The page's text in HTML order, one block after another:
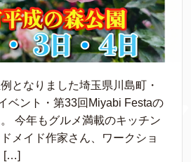
となりました埼玉県川島町・
ベント・第33回Miyabi Festaの
今年もグルメ満載のキッチン
メイド作家さん、ワークショ
[…]